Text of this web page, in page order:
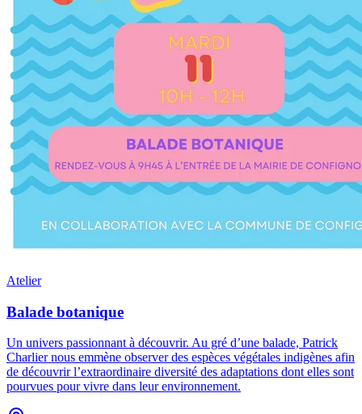
Atelier
Balade botanique
Un univers passionnant à découvrir. Au gré d’une balade, Patrick
Charlier nous emmène observer des espèces végétales indigènes afin
de découvrir l’extraordinaire diversité des adaptations dont elles sont
pourvues pour vivre dans leur environnement.